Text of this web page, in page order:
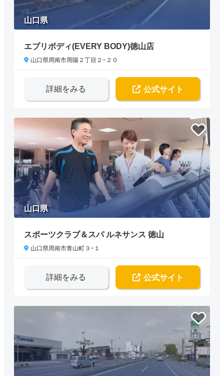
山口県
エブリボディ(EVERY BODY)徳山店
山口県周南市周陽２丁目２−２０
詳細をみる 公式サイト
山口県
スポーツクラブ＆スパ ルネサンス 徳山
山口県周南市青山町３−１
詳細をみる 公式サイト